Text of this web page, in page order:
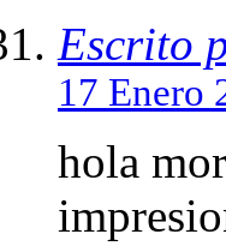
Escrito
17 Enero
hola